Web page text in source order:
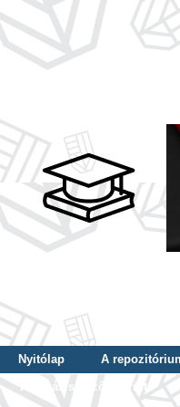
Nyitólap A
Tallózás szerző szerint